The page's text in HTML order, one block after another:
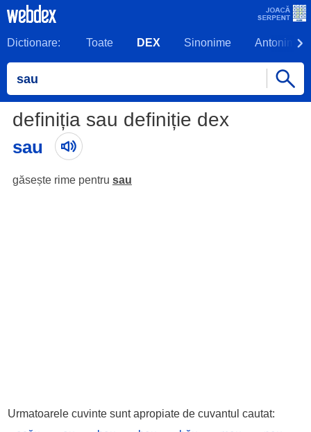
Dictionare: Toate DEX Sinonime Antonime
definiția sau definiție dex
sau
găsește rime pentru sau
Urmatoarele cuvinte sunt apropiate de cuvantul cautat: